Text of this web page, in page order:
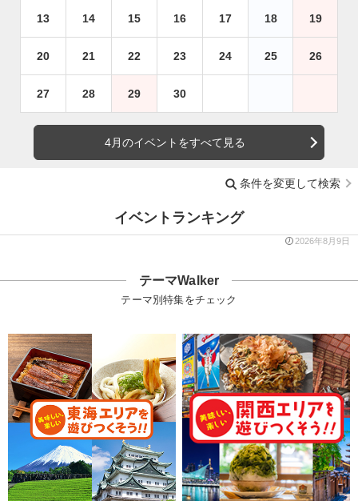
13 14 15 16 17 18 19
20 21 22 23 24 25 26
27 28 29 30
4月のイベントをすべて見る
条件を変更して検索
イベントランキング
2026年8月9日
テーマWalker
テーマ別特集をチェック